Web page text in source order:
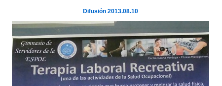
Difusión 2013.08.10